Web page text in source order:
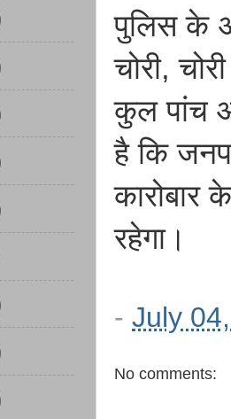
पुलिस के
चोरी,
कुल पांच
है कि
कारोबार
रहेगा।
- July
No comments: